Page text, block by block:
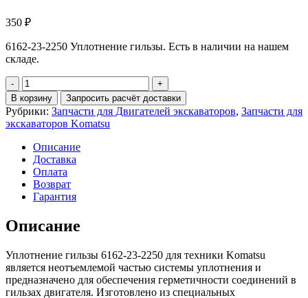
350 ₽
6162-23-2250 Уплотнение гильзы. Есть в наличии на нашем
складе.
Количество
6162-
23-
2250
Уплотнение
гильзы
Komatsu
В корзину Запросить расчёт доставки
Рубрики: Запчасти для Двигателей экскаваторов, Запчасти для
экскаваторов Komatsu
Описание
Доставка
Оплата
Возврат
Гарантия
Описание
Уплотнение гильзы 6162-23-2250 для техники Komatsu
является неотъемлемой частью системы уплотнения и
предназначено для обеспечения герметичности соединений в
гильзах двигателя. Изготовлено из специальных